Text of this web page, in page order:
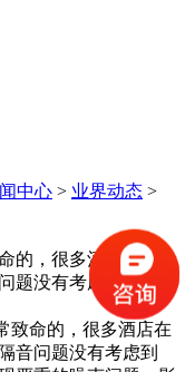
中心 > 业界动态 >
的，很多酒店在设计
题没有考虑到位，导
命的，很多酒店在
音问题没有考虑到